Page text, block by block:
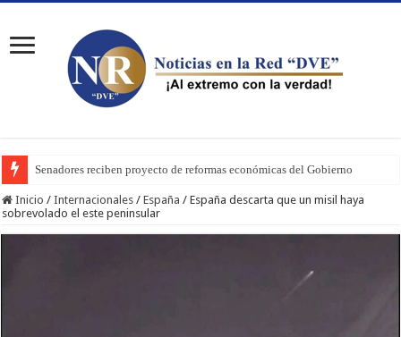
Senadores reciben proyecto de reformas económicas del Gobierno
Inicio / Internacionales / España / España descarta que un misil haya
sobrevolado el este peninsular